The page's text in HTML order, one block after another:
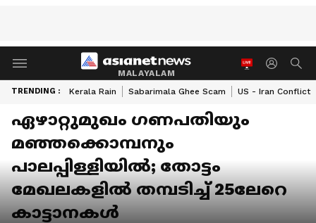
MALAYALAM
TRENDING : Kerala Rain Sabarimala Ghee Scam US - Iran Conflict
ഏഴാറ്റുമുഖം ഗണപതിയും
മഞ്ഞക്കൊമ്പനും
പാലപ്പിള്ളിയില്‍; തോട്ടം
മേഖലകളിൽ തമ്പടിച്ച് 25ലേറെ
കാട്ടാനകൾ